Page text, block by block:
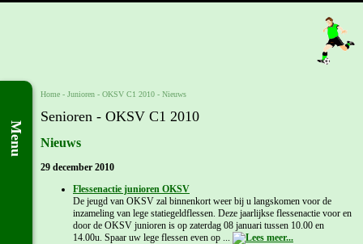
Menu
Home - Junioren - OKSV C1 2010 - Nieuws
Senioren - OKSV C1 2010
Nieuws
29 december 2010
Flessenactie junioren OKSV
De jeugd van OKSV zal binnenkort weer bij u langskomen voor de
inzameling van lege statiegeldflessen. Deze jaarlijkse flessenactie voor en
door de OKSV junioren is op zaterdag 08 januari tussen 10.00 en
14.00u. Spaar uw lege flessen even op ...